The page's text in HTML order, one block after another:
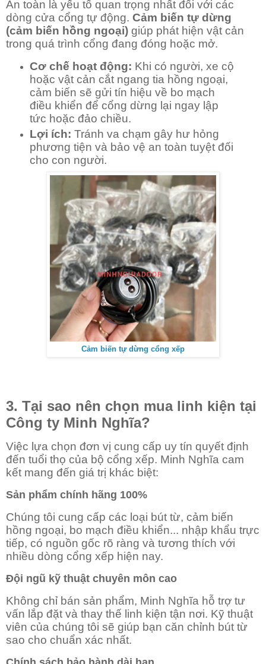
An toàn là yếu tố quan trọng nhất đối với các
dòng cửa cổng tự động. Cảm biến tự dừng
(cảm biến hồng ngoại) giúp phát hiện vật cản
trong quá trình cổng đang đóng hoặc mở.
Cơ chế hoạt động: Khi có người, xe cộ
hoặc vật cản cắt ngang tia hồng ngoại,
cảm biến sẽ gửi tín hiệu về bo mạch
điều khiển để cổng dừng lại ngay lập
tức hoặc đảo chiều.
Lợi ích: Tránh va chạm gây hư hỏng
phương tiện và bảo vệ an toàn tuyệt đối
cho con người.
Cảm biến tự dừng cổng xếp
3. Tại sao nên chọn mua linh kiện tại
Công ty Minh Nghĩa?
Việc lựa chọn đơn vị cung cấp uy tín quyết định
đến tuổi thọ của bộ cổng xếp. Minh Nghĩa cam
kết mang đến giá trị khác biệt:
Sản phẩm chính hãng 100%
Chúng tôi cung cấp các loại bút từ, cảm biến
hồng ngoại, bo mạch điều khiển... nhập khẩu trực
tiếp, có nguồn gốc rõ ràng và tương thích với
nhiều dòng cổng xếp hiện nay.
Đội ngũ kỹ thuật chuyên môn cao
Không chỉ bán sản phẩm, Minh Nghĩa hỗ trợ tư
vấn lắp đặt và thay thế linh kiện tận nơi. Kỹ thuật
viên của chúng tôi sẽ giúp bạn căn chỉnh bút từ
sao cho chuẩn xác nhất.